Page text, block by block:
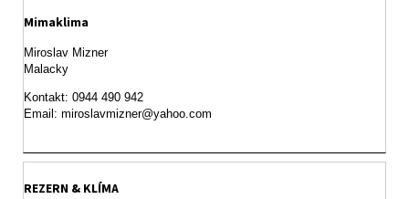
Mimaklima
Miroslav Mizner
Malacky
Kontakt: 0944 490 942
REZERN & KLÍMA